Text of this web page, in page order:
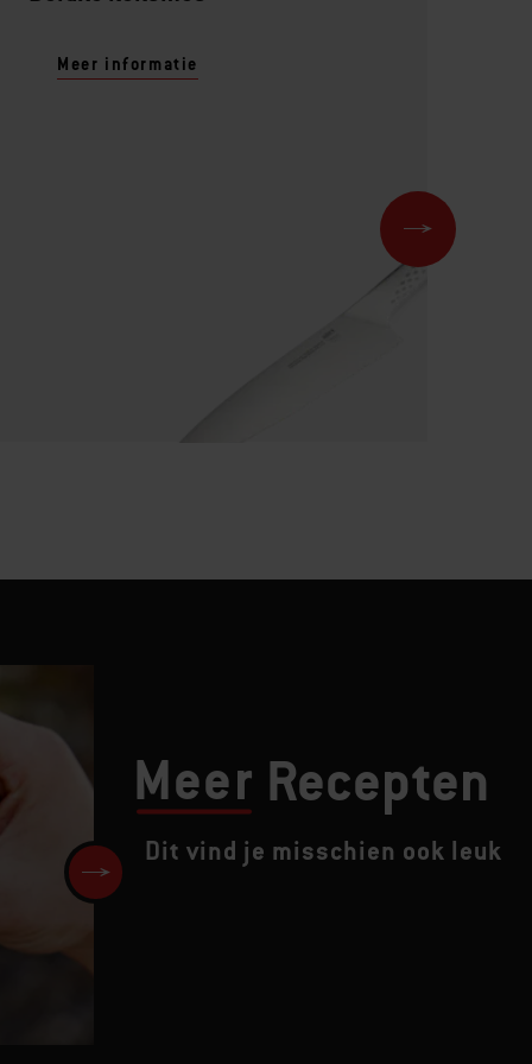
Meer informatie
Meer Recepten
Dit vind je misschien ook leuk